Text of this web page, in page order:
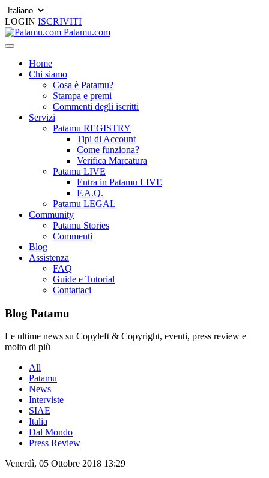
LOGIN ISCRIVITI
Patamu.com
Home
Chi siamo
Cosa è Patamu?
Stampa e premi
Commenti degli iscritti
Servizi
Patamu REGISTRY
Tipi di Account
Come funziona?
Verifica Marcatura
Patamu LIVE
Entra in Patamu LIVE
F.A.Q.
Patamu LEGAL
Community
Patamu Stories
Commenti
Blog
Assistenza
FAQ
Guide e Tutorial
Contattaci
Blog Patamu
Le ultime news su Copyleft & Copyright, eventi, press review e
molto di più
All
Patamu
News
Interviste
SIAE
Italia
Dal Mondo
Press Review
Venerdì, 05 Ottobre 2018 13:29